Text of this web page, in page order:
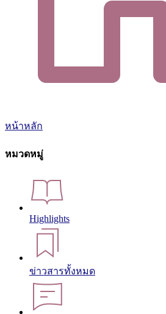
หน้าหลัก
หมวดหมู่
Highlights
ข่าวสารทั้งหมด